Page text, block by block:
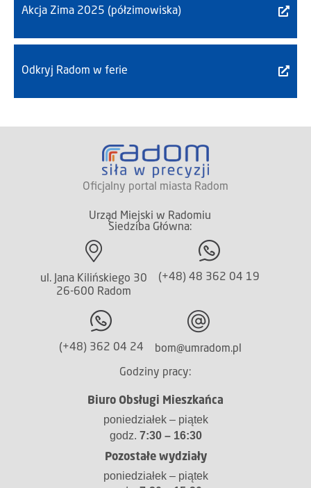
Akcja Zima 2025 (półzimowiska)
Odkryj Radom w ferie
Oficjalny portal miasta Radom
Urząd Miejski w Radomiu
Siedziba Główna:
ul. Jana Kilińskiego 30
26-600 Radom
(+48) 48 362 04 19
(+48) 362 04 24 bom@umradom.pl
Godziny pracy:
Biuro Obsługi Mieszkańca
poniedziałek – piątek
godz. 7:30 – 16:30
Pozostałe wydziały
poniedziałek – piątek